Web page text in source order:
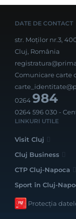
DATE DE CONTACT
str. Moților nr.3,
Cluj, România
Comunicare carte
0264984
0264 596 030 -
LINKURI UTILE
Visit Cluj
Cluj Business
CTP Cluj-Napoca
Sport în Cluj-
Protecția